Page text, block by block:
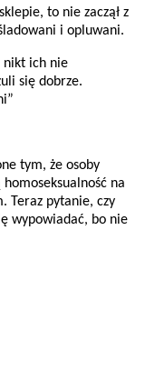
to nie zaczął z
i opluwani.
nikt ich nie
się dobrze.
tym, że osoby
na
Teraz pytanie, czy
wypowiadać, bo nie